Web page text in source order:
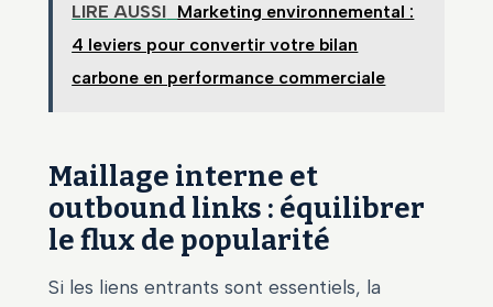
LIRE AUSSI Marketing environnemental :
4 leviers pour convertir votre bilan
carbone en performance commerciale
Maillage interne et
outbound links : équilibrer
le flux de popularité
Si les liens entrants sont essentiels, la